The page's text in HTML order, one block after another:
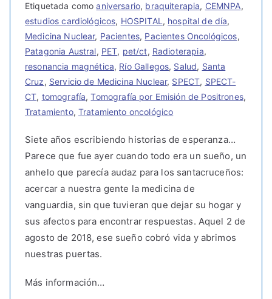
Etiquetada comoaniversario, braquiterapia, CEMNPA,
estudios cardiológicos, HOSPITAL , hospital de día,
Medicina Nuclear, Pacientes, Pacientes Oncológicos,
Patagonia Austral, PET, pet/ct, Radioterapia,
resonancia magnética, Río Gallegos, Salud, Santa
Cruz, Servicio de Medicina Nuclear, SPECT, SPECT-
CT, tomografía,Tomografía por Emisión de Positrones,
Tratamiento, Tratamiento oncológico
Siete años escribiendo historias de esperanza…
Parece que fue ayer cuando todo era un sueño, un
anhelo que parecía audaz para los santacruceños:
acercar a nuestra gente la medicina de
vanguardia, sin que tuvieran que dejar su hogar y
sus afectos para encontrar respuestas. Aquel 2 de
agosto de 2018, ese sueño cobró vida y abrimos
nuestras puertas.
Más información…